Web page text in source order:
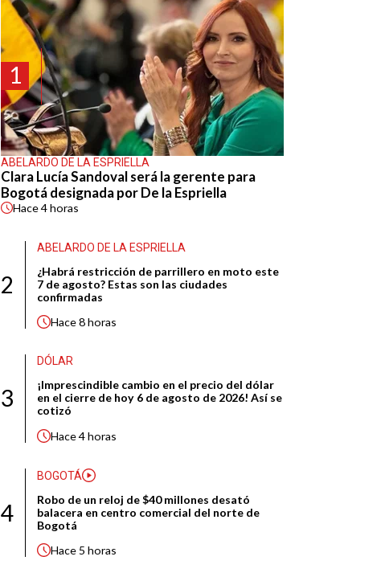
1
ABELARDO DE LA ESPRIELLA
Clara Lucía Sandoval será la gerente para
Bogotá designada por De la Espriella
Hace4 horas
2
ABELARDO DE LA ESPRIELLA
¿Habrá restricción de parrillero en moto este
7 de agosto? Estas son las ciudades
confirmadas
Hace8 horas
3
DÓLAR
¡Imprescindible cambio en el precio del dólar
en el cierre de hoy 6 de agosto de 2026! Así se
cotizó
Hace4 horas
4
BOGOTÁ
Robo de un reloj de $40 millones desató
balacera en centro comercial del norte de
Bogotá
Hace 5 horas